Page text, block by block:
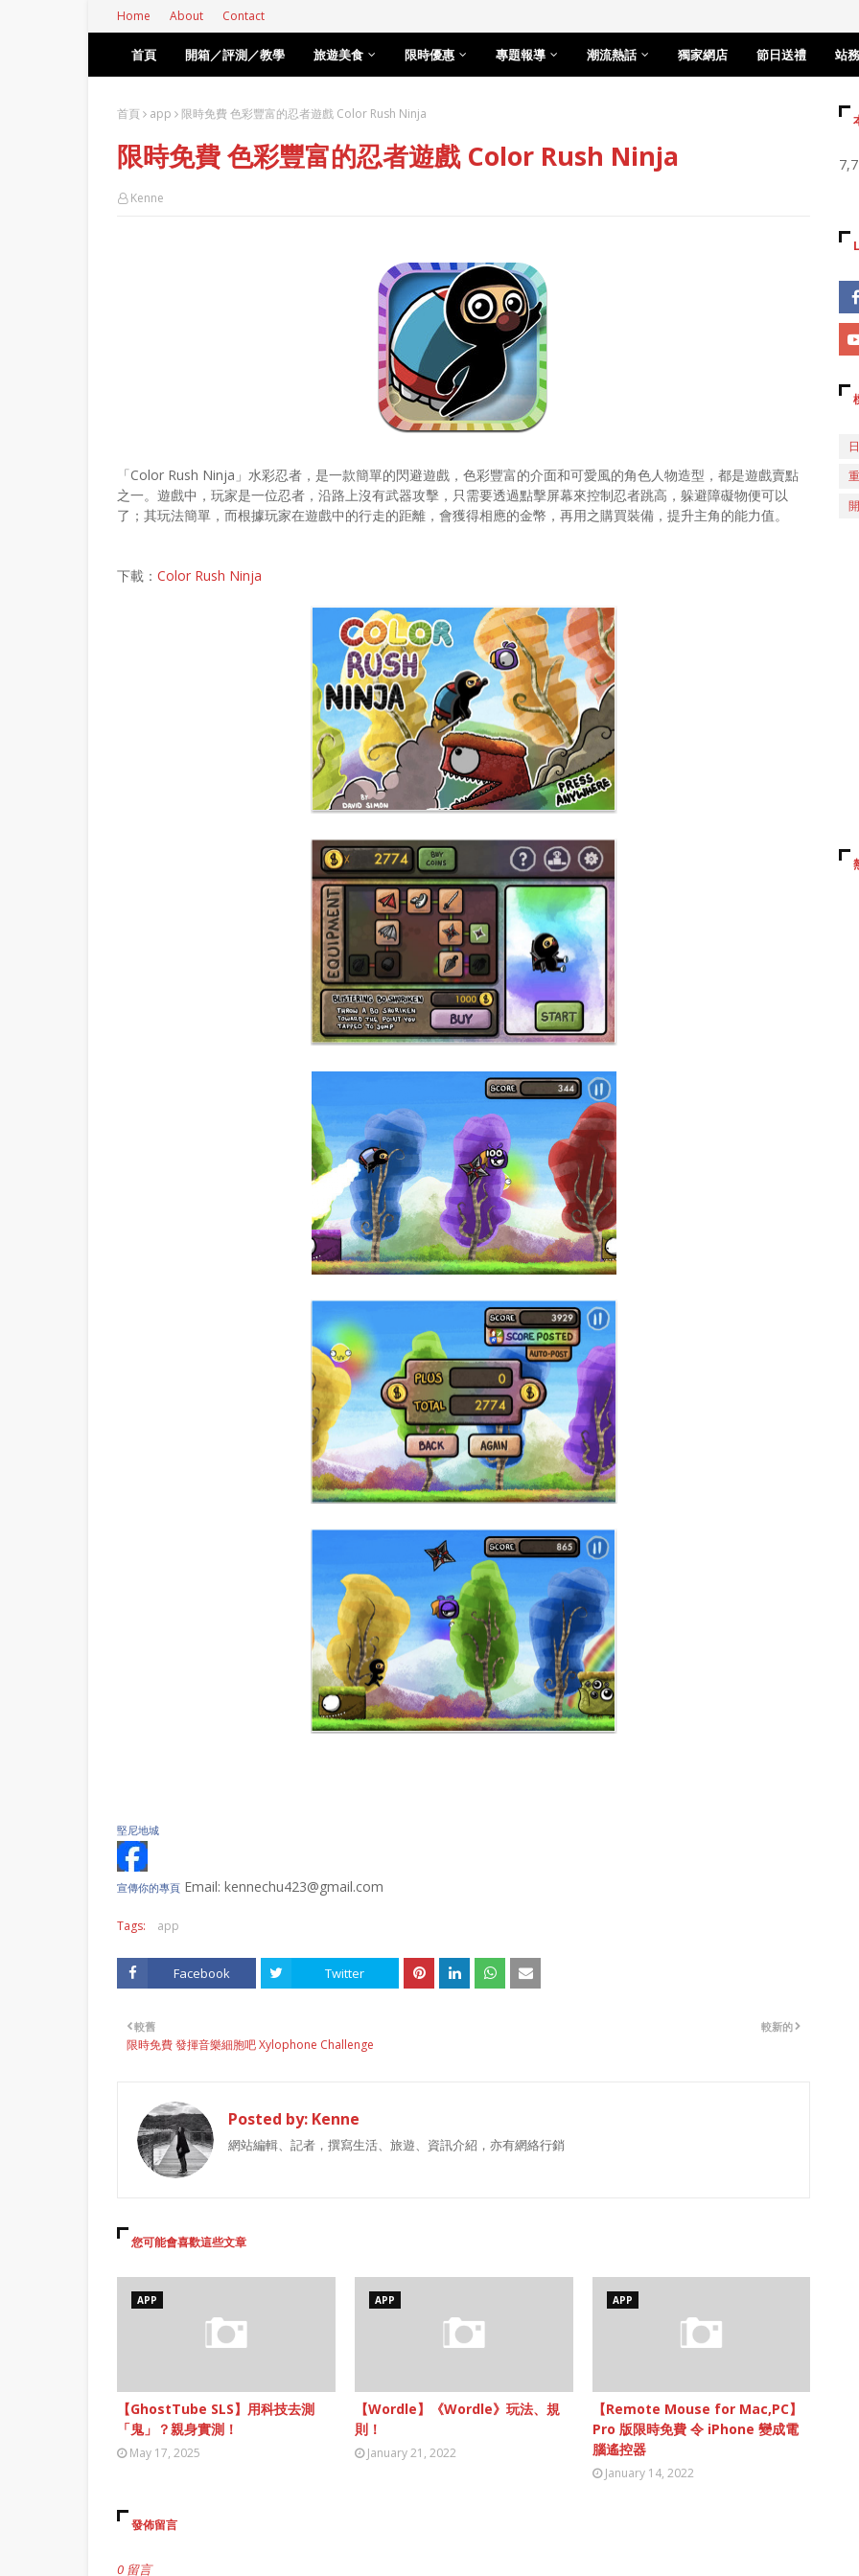
Home About Contact
首頁 開箱／評測／教學 旅遊美食 限時優惠 專題報導 潮流熱話 獨家網店 節日送禮 站
首頁 app 限時免費 色彩豐富的忍者遊戲 Color Rush Ninja
限時免費 色彩豐富的忍者遊戲 Color Rush Ninja
Kenne
「Color Rush Ninja」水彩忍者，是一款簡單的閃避遊戲，色彩豐富的介面和可愛風的角色人物造型，都是遊戲賣點
之一。遊戲中，玩家是一位忍者，沿路上沒有武器攻擊，只需要透過點擊屏幕來控制忍者跳高，躲避障礙物便可以
了；其玩法簡單，而根據玩家在遊戲中的行走的距離，會獲得相應的金幣，再用之購買裝備，提升主角的能力值。
下載： Color Rush Ninja
堅尼地城
宣傳你的專頁 Email: kennechu423@gmail.com
Tags: app
Facebook Twitter
較新的
較舊
限時免費 發揮音樂細胞吧 Xylophone Challenge
Posted by: Kenne
網站編輯、記者，撰寫生活、旅遊、資訊介紹，亦有網絡行銷
您可能會喜歡這些文章
APP
【GhostTube SLS】用科技去測
「鬼」？親身實測！
May 17, 2025
APP
【Wordle】《Wordle》玩法、規
則！
January 21, 2022
APP
【Remote Mouse for Mac,PC】
Pro 版限時免費 令 iPhone 變成電
腦遙控器
January 14, 2022
發佈留言
0 留言